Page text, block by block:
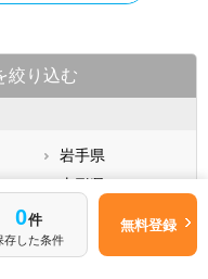
0件
存した条件
無料登録
絞り込む
岩手県
山形県
千葉県